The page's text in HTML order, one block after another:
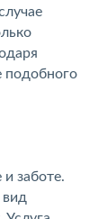
подобного
заботе.